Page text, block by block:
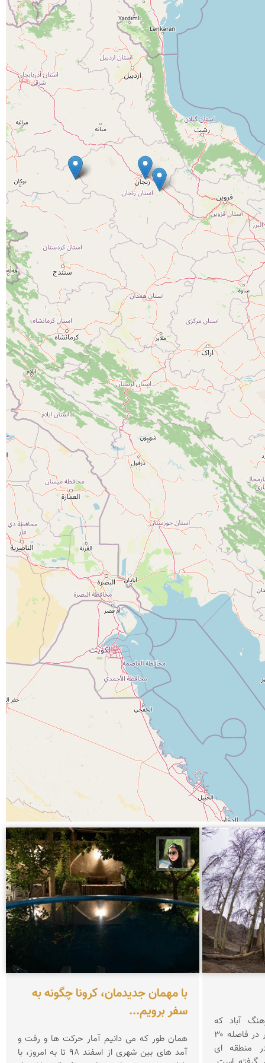
آباد که
روستایی است سر سبز در دل کویر در فاصله ۳۰
منطقه ای
سپیده اصلان
با مهمان جدیدمان، کرونا چگونه به
سفر برویم...
همان طور که می دانیم آمار حرکت ها و رفت و
آمد های بین شهری از اسفند 98 تا به امروز، با